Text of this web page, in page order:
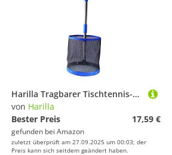
Harilla Tragbarer Tischtennis-Ballpicker, große Kapazität zum Sammeln von Behältern, Sammelnetz-Trichter, Aufbewahrungstasche, Sammler-Ball-Retriever für das, Blau
von Harilla
Bester Preis
17,59 €
gefunden bei Amazon
zuletzt überprüft am 27.09.2025 um 00:03; der
Preis kann sich seitdem geändert haben.